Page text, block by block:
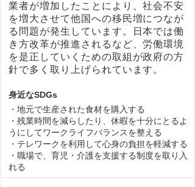
業者が増加したことにより、社会不安
を増大させて他国への移民増につなが
る問題が発生しています。日本では働
き方改革が推進されるなど、労働環境
を是正していくための取組が政府の方
針で多く取り上げられています。
身近なSDGs
・地元で生産された食材を購入する
・残業時間を減らしたり、休暇を十分にとるよ
うにしてワークライフバランスを整える
・テレワークを利用して心身の負担を軽減する
・職場で、育児・介護を支援する制度を取り入
れる